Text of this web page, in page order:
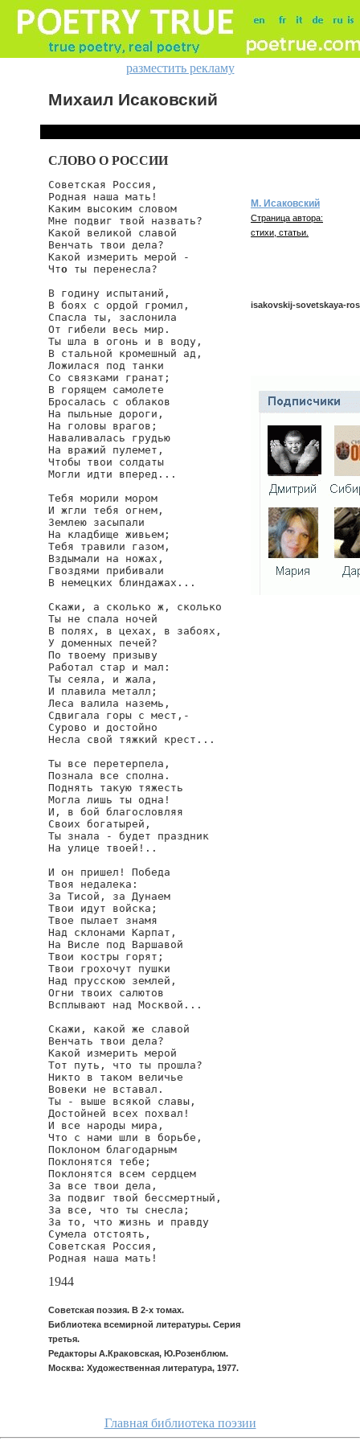
разместить рекламу
Михаил Исаковский
СЛОВО О РОССИИ
Советская Россия,
Родная наша мать!
Каким высоким словом
Мне подвиг твой назвать?
Какой великой славой
Венчать твои дела?
Какой измерить мерой -
Что ты перенесла?
В годину испытаний,
В боях с ордой громил,
Спасла ты, заслонила
От гибели весь мир.
Ты шла в огонь и в воду,
В стальной кромешный ад,
Ложилася под танки
Со связками гранат;
В горящем самолете
Бросалась с облаков
На пыльные дороги,
На головы врагов;
Наваливалась грудью
На вражий пулемет,
Чтобы твои солдаты
Могли идти вперед...
Тебя морили мором
И жгли тебя огнем,
Землею засыпали
На кладбище живьем;
Тебя травили газом,
Вздымали на ножах,
Гвоздями прибивали
В немецких блиндажах...
Скажи, а сколько ж, сколько
Ты не спала ночей
В полях, в цехах, в забоях,
У доменных печей?
По твоему призыву
Работал стар и мал:
Ты сеяла, и жала,
И плавила металл;
Леса валила наземь,
Сдвигала горы с мест,-
Сурово и достойно
Несла свой тяжкий крест...
Ты все перетерпела,
Познала все сполна.
Поднять такую тяжесть
Могла лишь ты одна!
И, в бой благословляя
Своих богатырей,
Ты знала - будет праздник
На улице твоей!..
И он пришел! Победа
Твоя недалека:
За Тисой, за Дунаем
Твои идут войска;
Твое пылает знамя
Над склонами Карпат,
На Висле под Варшавой
Твои костры горят;
Твои грохочут пушки
Над прусскою землей,
Огни твоих салютов
Всплывают над Москвой...
Скажи, какой же славой
Венчать твои дела?
Какой измерить мерой
Тот путь, что ты прошла?
Никто в таком величье
Вовеки не вставал.
Ты - выше всякой славы,
Достойней всех похвал!
И все народы мира,
Что с нами шли в борьбе,
Поклоном благодарным
Поклонятся тебе;
Поклонятся всем сердцем
За все твои дела,
За подвиг твой бессмертный,
За все, что ты снесла;
За то, что жизнь и правду
Сумела отстоять,
Советская Россия,
Родная наша мать!
1944
Советская поэзия. В 2-х томах.
Библиотека всемирной литературы. Серия
третья.
Редакторы А.Краковская, Ю.Розенблюм.
Москва: Художественная литература, 1977.
М. Исаковский
Страница автора:
стихи, статьи.
isakovskij-sovetskaya-
Главная библиотека поэзии